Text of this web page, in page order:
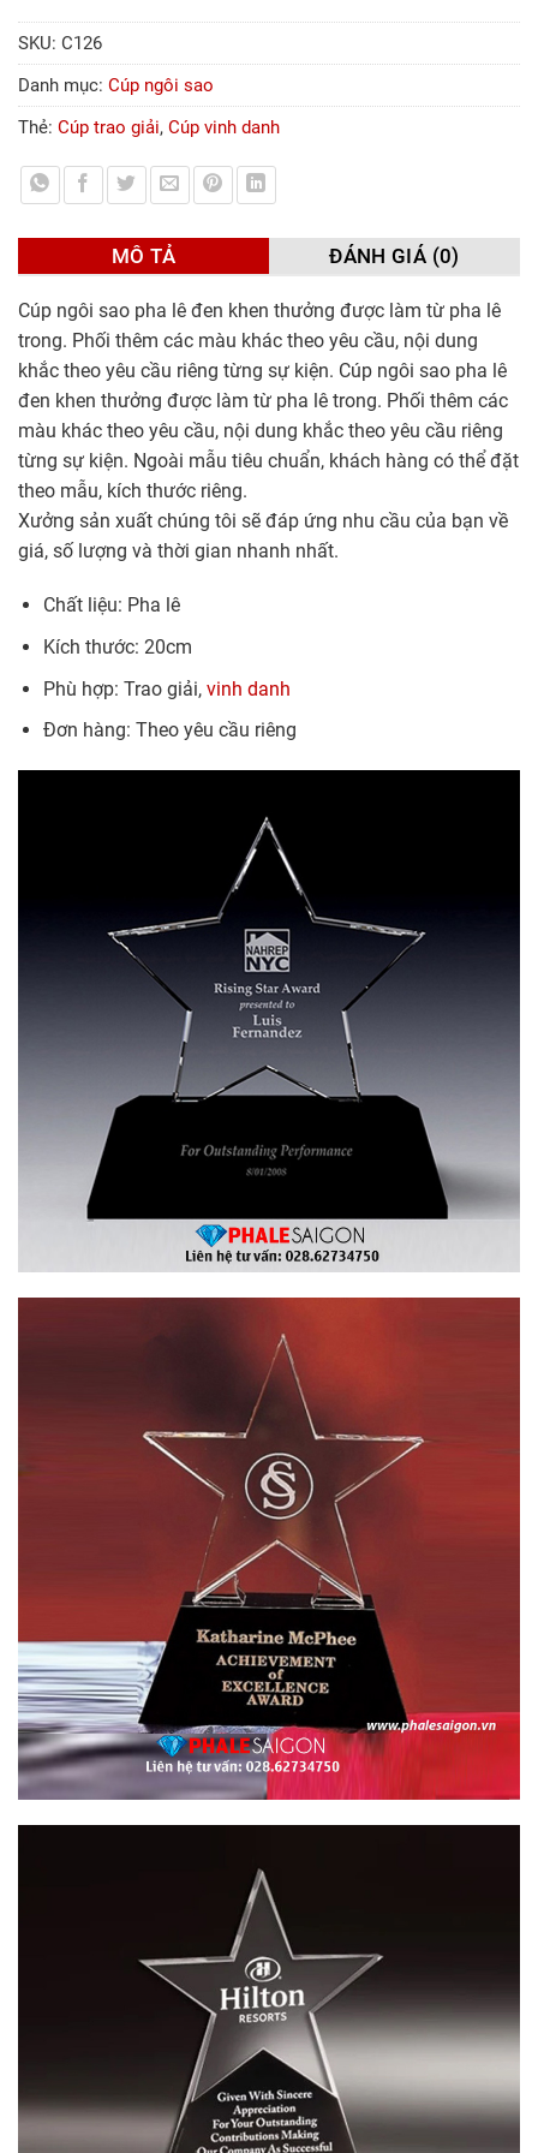
SKU: C126
Danh mục: Cúp ngôi sao
Thẻ: Cúp trao giải, Cúp vinh danh
MÔ TẢ ĐÁNH GIÁ (0)
Cúp ngôi sao pha lê đen khen thưởng được làm từ pha lê
trong. Phối thêm các màu khác theo yêu cầu, nội dung
khắc theo yêu cầu riêng từng sự kiện. Cúp ngôi sao pha lê
đen khen thưởng được làm từ pha lê trong. Phối thêm các
màu khác theo yêu cầu, nội dung khắc theo yêu cầu riêng
từng sự kiện. Ngoài mẫu tiêu chuẩn, khách hàng có thể đặt
theo mẫu, kích thước riêng.
Xưởng sản xuất chúng tôi sẽ đáp ứng nhu cầu của bạn về
giá, số lượng và thời gian nhanh nhất.
Chất liệu: Pha lê
Kích thước: 20cm
Phù hợp: Trao giải, vinh danh
Đơn hàng: Theo yêu cầu riêng